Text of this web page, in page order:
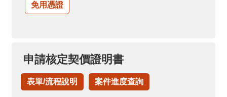
免用憑證
申請核定契價證明書
表單/流程說明 案件進度查詢